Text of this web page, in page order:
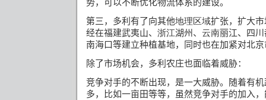
势，可以不断优化物流体系的建设。
第三，多利有了向其他地理区域扩张，扩大
经在福建武夷山、 浙江湖州、 云南丽江、四
南海口等建立种植基地，同时也在加紧对北
除了市场机会，多利农庄也面临着威胁：
竞争对手的不断出现，是一大威胁。随着有
多，比如一亩田等等，虽然竞争对手的加入